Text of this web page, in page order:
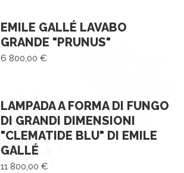
EMILE GALLÉ LAVABO
GRANDE "PRUNUS"
6 800,00 €
LAMPADA A FORMA DI FUNGO
DI GRANDI DIMENSIONI
"CLEMATIDE BLU" DI EMILE
GALLÉ
11 800,00 €